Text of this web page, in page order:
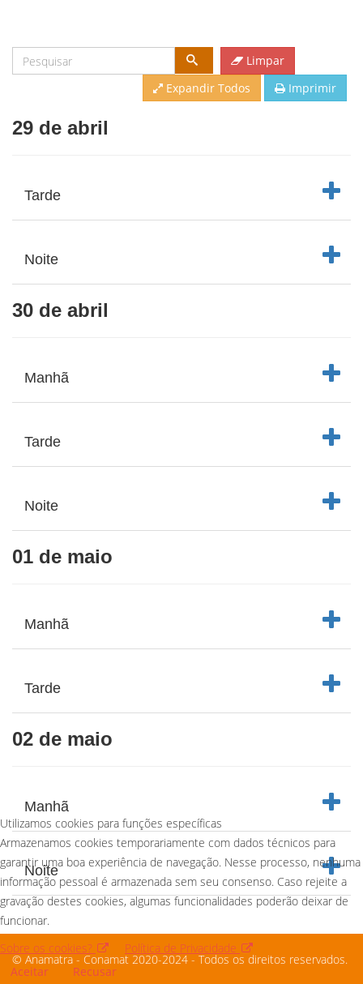
Pesquisar
Limpar
Expandir Todos
Imprimir
29 de abril
Tarde
Noite
30 de abril
Manhã
Tarde
Noite
01 de maio
Manhã
Tarde
02 de maio
Manhã
Noite
Clique
© Anamatra - Conamat 2020-2024 - Todos os direitos reservados.
Utilizamos cookies para funções específicas
Armazenamos cookies temporariamente com dados técnicos para
garantir uma boa experiência de navegação. Nesse processo, nenhuma
informação pessoal é armazenada sem seu consenso. Caso rejeite a
gravação destes cookies, algumas funcionalidades poderão deixar de
funcionar.
Sobre os cookies?
Política de Privacidade
Aceitar
Recusar